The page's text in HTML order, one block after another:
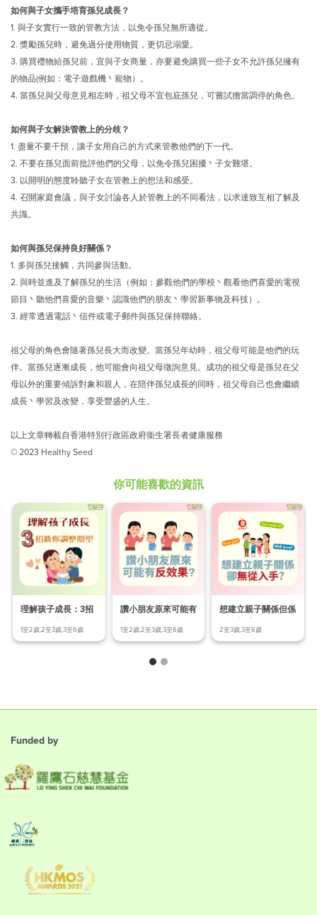
如何與子女攜手培育孫兒成長？
1. 與子女實行一致的管教方法，以免令孫兒無所適從。
2. 獎勵孫兒時，避免過分使用物質，更切忌溺愛。
3. 購買禮物給孫兒前，宜與子女商量，亦要避免購買一些子女不允許孫兒擁有
的物品(例如：電子遊戲機丶寵物）。
4. 當孫兒與父母意見相左時，祖父母不宜包庇孫兒，可嘗試擔當調停的角色。
如何與子女解決管教上的分歧？
1. 盡量不要干預，讓子女用自己的方式來管教他們的下一代。
2. 不要在孫兒面前批評他們的父母，以免令孫兒困擾丶子女難堪。
3. 以開明的態度聆聽子女在管教上的想法和感受。
4. 召開家庭會議，與子女討論各人於管教上的不同看法，以求達致互相了解及
共識。
如何與孫兒保持良好關係？
1. 多與孫兒接觸，共同參與活動。
2. 與時並進及了解孫兒的生活（例如：參觀他們的學校丶觀看他們喜愛的電視
節目丶聽他們喜愛的音樂丶認識他們的朋友丶學習新事物及科技）。
3. 經常透過電話丶信件或電子郵件與孫兒保持聯絡。
祖父母的角色會隨著孫兒長大而改變。當孫兒年幼時，祖父母可能是他們的玩
伴。當孫兒逐漸成長，他可能會向祖父母徵詢意見。成功的祖父母是孫兒在父
母以外的重要傾訴對象和親人，在陪伴孫兒成長的同時，祖父母自己也會繼續
成長丶學習及改變，享受豐盛的人生。
以上文章轉載自香港特別行政區政府衞生署長者健康服務
© 2023 Healthy Seed
你可能喜歡的資訊
理解孩子成長：3招
教你調整期望!
1至2歲,2至3歲,3至6歲
讚小朋友原來可能有
反效果？
1至2歲,2至3歲,3至6歲
想建立親子關係但係
無從入手？
2至3歲,3至6歲
Funded by